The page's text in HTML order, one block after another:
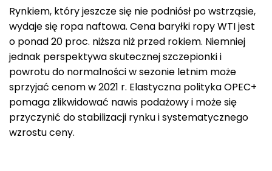
Rynkiem, który jeszcze się nie podniósł po wstrząsie,
wydaje się ropa naftowa. Cena baryłki ropy WTI jest
o ponad 20 proc. niższa niż przed rokiem. Niemniej
jednak perspektywa skutecznej szczepionki i
powrotu do normalności w sezonie letnim może
sprzyjać cenom w 2021 r. Elastyczna polityka OPEC+
pomaga zlikwidować nawis podażowy i może się
przyczynić do stabilizacji rynku i systematycznego
wzrostu ceny.